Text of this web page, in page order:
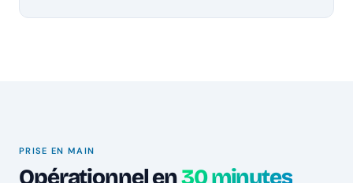
PRISE EN MAIN
Opérationnel en30 minutes